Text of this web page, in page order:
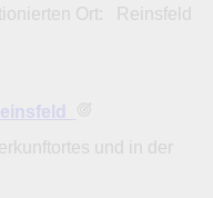
Ort: Reinsfeld
und in der